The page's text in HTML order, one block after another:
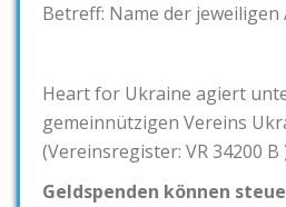
Betreff: Name der jeweiligen
Heart for Ukraine agiert
gemeinnützigen Vereins
(Vereinsregister: VR 34200 B
Geldspenden können